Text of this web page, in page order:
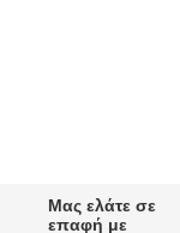
Μας ελάτε σε
επαφή με